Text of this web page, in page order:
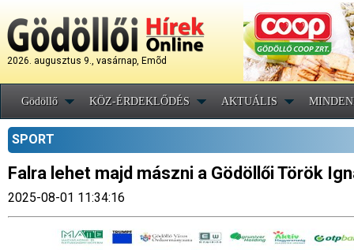
2026. augusztus 9., vasárnap, Emõd
Gödöllő KÖZ-ÉRDEKLŐDÉS AKTUÁLIS
SPORT
Falra lehet majd mászni a Gödöllői Török
2025-08-01 11:34:16